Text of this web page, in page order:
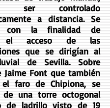
ser controlado
a distancia. Se
con la finalidad de
el acceso de las
que se dirigían al
de Sevilla. Sobre
Jaime Font que también
el faro de Chipiona, se
de una torre octogonal
de ladrillo visto de 19